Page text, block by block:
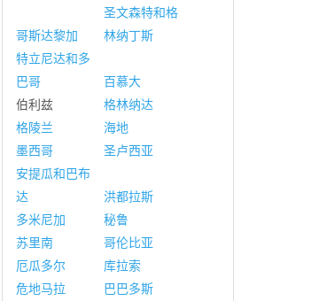
哥斯达黎加
圣文森特和格
林纳丁斯
特立尼达和多
巴哥
百慕大
伯利兹
格林纳达
格陵兰
海地
墨西哥
圣卢西亚
安提瓜和巴布
达
洪都拉斯
多米尼加
秘鲁
苏里南
哥伦比亚
厄瓜多尔
库拉索
危地马拉
巴巴多斯